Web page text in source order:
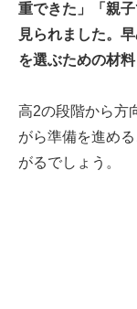
重できた」「親
見られました。
を選ぶための材料
高2の段階から方
がら準備を進め
がるでしょう。